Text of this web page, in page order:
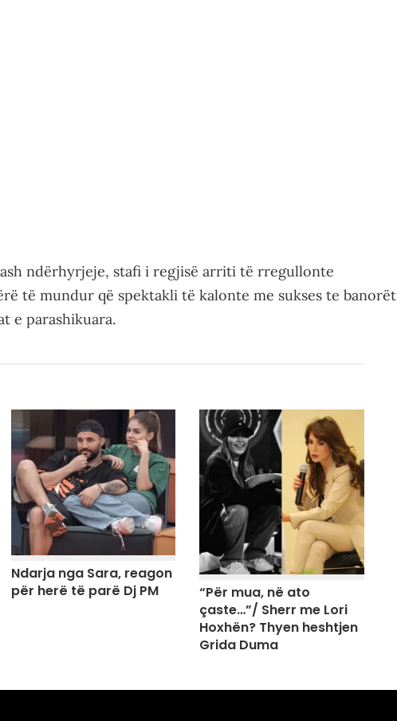
ndërhyrjeje, stafi i regjisë arriti të rregullonte
të mundur që spektakli të kalonte me sukses te banorët
e parashikuara.
Ndarja nga Sara, reagon
për herë të parë Dj PM
“Për mua, në ato
çaste…”/ Sherr me Lori
Hoxhën? Thyen heshtjen
Grida Duma